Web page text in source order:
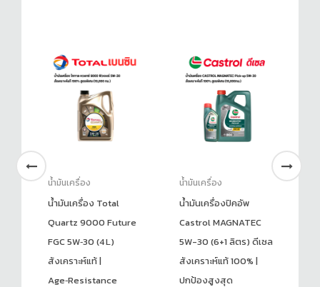
น้ำมันเครื่อง
น้ำมันเครื่อง Total
Quartz 9000 Future
FGC 5W‑30 (4 L)
สังเคราะห์แท้ |
Age‑Resistance
น้ำมันเครื่อง
น้ำมันเครื่องปิคอัพ
Castrol MAGNATEC
5W-30 (6+1 ลิตร) ดีเซล
สังเคราะห์แท้ 100% |
ปกป้องสูงสุด